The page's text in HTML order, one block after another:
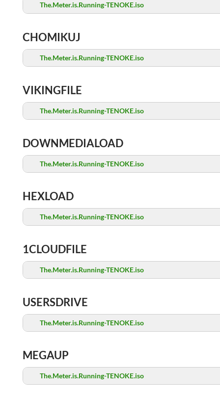
The.Meter.is.Running-TENOKE.iso
CHOMIKUJ
The.Meter.is.Running-TENOKE.iso
VIKINGFILE
The.Meter.is.Running-TENOKE.iso
DOWNMEDIALOAD
The.Meter.is.Running-TENOKE.iso
HEXLOAD
The.Meter.is.Running-TENOKE.iso
1CLOUDFILE
The.Meter.is.Running-TENOKE.iso
USERSDRIVE
The.Meter.is.Running-TENOKE.iso
MEGAUP
The.Meter.is.Running-TENOKE.iso